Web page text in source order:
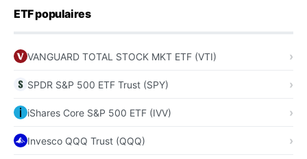
ETF populaires
VANGUARD TOTAL STOCK MKT ETF (VTI)
SPDR S&P 500 ETF Trust (SPY)
iShares Core S&P 500 ETF (IVV)
Invesco QQQ Trust (QQQ)